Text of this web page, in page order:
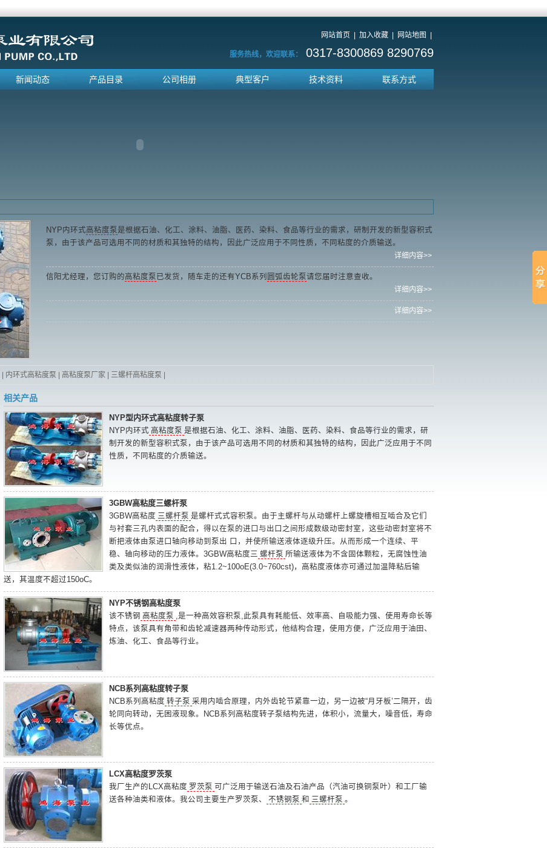
网站首页 加入收藏 网站地图
服务热线，欢迎联系： 0317-8300869 8290769
联系方式
技术资料
典型客户
公司相册
产品目录
新闻动态
NYP内环式高粘度泵是根据石油、化工、涂料、油脂、医药、染料、食品等行业的需求，研制开发的新型容积式
泵，由于该产品可选用不同的材质和其独特的结构，因此广泛应用于不同性质，不同粘度的介质输送。
详细内容>>
信阳尤经理，您订购的高粘度泵已发货，随车走的还有YCB系列 圆弧齿轮泵请您届时注意查收。
详细内容>>
详细内容>>
内环式高粘度泵 高粘度泵厂家 三螺杆高粘度泵
相关产品
NYP型内环式高粘度转子泵
NYP内环式 高粘度泵 是根据石油、化工、涂料、油脂、医药、染料、食品等行业的需求，研
制开发的新型容积式泵，由于该产品可选用不同的材质和其独特的结构，因此广泛应用于不同
性质，不同粘度的介质输送。
3GBW高粘度三螺杆泵
3GBW高粘度 三螺杆泵 是螺杆式式容积泵。由于主螺杆与从动螺杆上螺旋槽相互啮合及它们
与衬套三孔内表面的配合，得以在泵的进口与出口之间形成数级动密封室，这些动密封室将不
断把液体由泵进口轴向移动到泵出 口，并使所输送液体逐级升压。从而形成一个连续、平
稳、轴向移动的压力液体。3GBW高粘度三 螺杆泵 所输送液体为不含固体颗粒，无腐蚀性油
类及类似油的润滑性液体，粘1.2~100oE(3.0~760cst)，高粘度液体亦可通过加温降粘后输
送，其温度不超过150oC。
NYP不锈钢高粘度泵
该不锈钢 高粘度泵 ,是一种高效容积泵,此泵具有耗能低、效率高、自吸能力强、使用寿命长等
特点，该泵具有角带和齿轮减速器两种传动形式，他结构合理，使用方便，广泛应用于油田、
炼油、化工、食品等行业。
NCB系列高粘度转子泵
NCB系列高粘度 转子泵 采用内啮合原理，内外齿轮节紧靠一边，另一边被“月牙板’二隔开，齿
轮同向转动，无困液现象。NCB系列 高粘度转子泵结构先进，体积小，流量大，噪音低，寿命
长等优点。
LCX高粘度罗茨泵
我厂生产的LCX高粘度 罗茨泵 可广泛用于输送石油及石油产品（汽油可换铜泵叶）和工厂输
送各种油类和液体。我公司主要生产罗茨泵、 不锈钢泵 和 三螺杆泵 。